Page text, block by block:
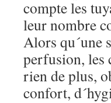
compte les
leur nombre
Alors qu´une
perfusion, les
rien de plus,
confort,